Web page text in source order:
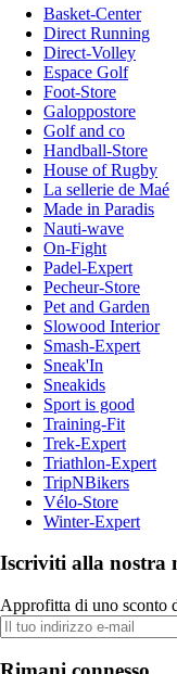
Basket-Center
Direct Running
Direct-Volley
Espace Golf
Foot-Store
Galoppostore
Golf and co
Handball-Store
House of Rugby
La sellerie de Maé
Made in Paradis
Nauti-wave
On-Fight
Padel-Expert
Pecheur-Store
Pet and Garden
Slowood Interior
Smash-Expert
Sneak'In
Sneakids
Sport is good
Training-Fit
Trek-Expert
Triathlon-Expert
TripNBikers
Vélo-Store
Winter-Expert
Iscriviti alla nostra
Approfitta di uno sconto